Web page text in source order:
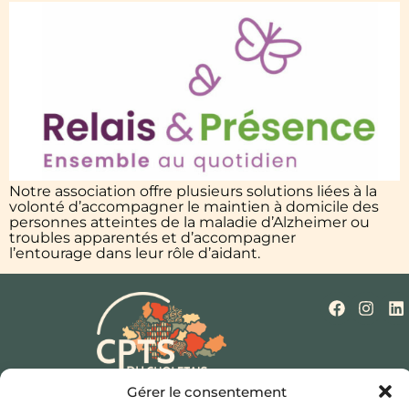
Gérer le consentement
Notre association offre plusieurs solutions liées à la
volonté d’accompagner le maintien à domicile des
personnes atteintes de la maladie d’Alzheimer ou
troubles apparentés et d’accompagner
l’entourage dans leur rôle d’aidant.
Qui sommes-nous ? Nos missions